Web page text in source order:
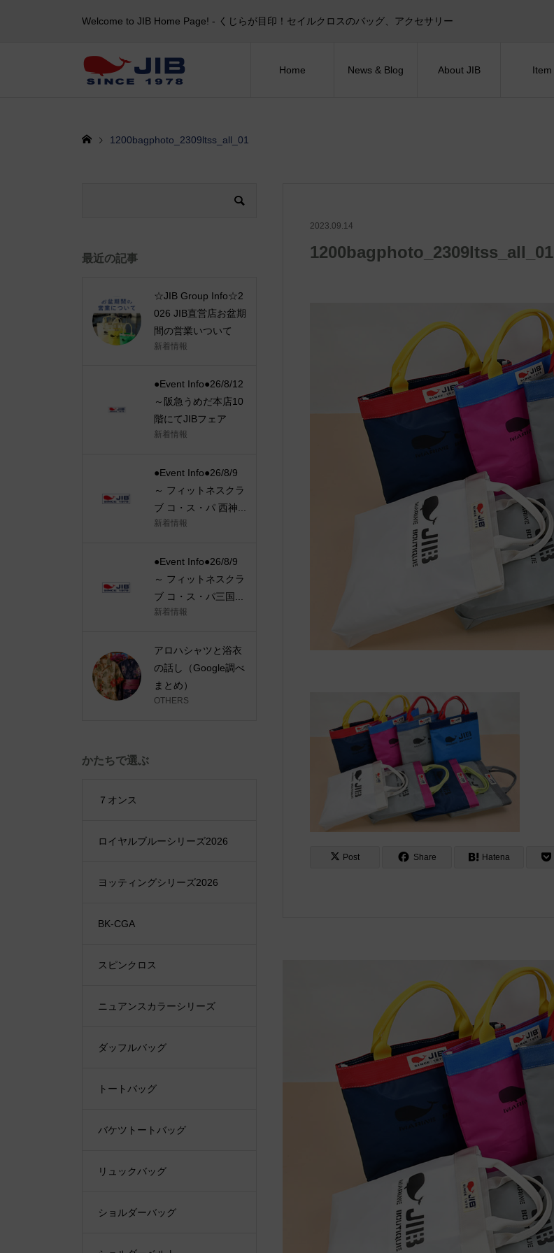
Welcome to JIB Home Page! ‐ くじらが目印！セイルクロスのバッグ、アクセサリー
Home News & Blog About JIB Item
1200bagphoto_2309ltss_all_01
2023.09.14
1200bagphoto_2309ltss_all_01
Post Share Hatena
最近の記事
☆JIB Group Info☆2
026 JIB直営店お盆期
間の営業いついて
新着情報
●Event Info●26/8/12
～阪急うめだ本店10
階にてJIBフェア
新着情報
●Event Info●26/8/9
～ フィットネスクラ
ブ コ・ス・パ 西神...
新着情報
●Event Info●26/8/9
～ フィットネスクラ
ブ コ・ス・パ三国...
新着情報
アロハシャツと浴衣
の話し（Google調べ
まとめ）
OTHERS
かたちで選ぶ
７オンス
ロイヤルブルーシリーズ2026
ヨッティングシリーズ2026
BK-CGA
スピンクロス
ニュアンスカラーシリーズ
ダッフルバッグ
トートバッグ
バケツトートバッグ
リュックバッグ
ショルダーバッグ